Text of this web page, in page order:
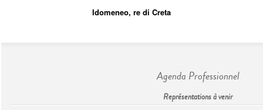
Idomeneo, re di Creta
Agenda Professionnel
Représentations à venir